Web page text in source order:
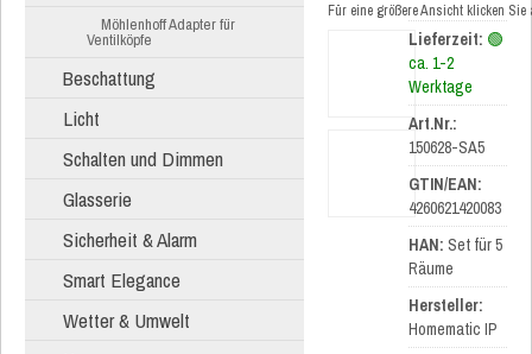
Möhlenhoff Adapter für
Ventilköpfe
Beschattung
Licht
Schalten und Dimmen
Glasserie
Sicherheit & Alarm
Smart Elegance
Wetter & Umwelt
Für eine größere Ansicht klicken
Lieferzeit: 🟢
ca. 1-2
Werktage
Art.Nr.:
150628-SA5
GTIN/EAN:
4260621420083
HAN: Set für 5
Räume
Hersteller:
Homematic IP